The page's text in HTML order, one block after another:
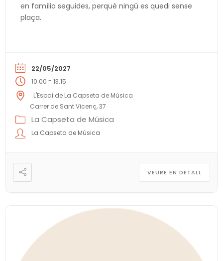
en família seguides, perquè ningú es quedi sense
plaça.
22/05/2027
10.00 - 13.15
L'Espai de La Capseta de Música
Carrer de Sant Vicenç, 37
La Capseta de Música
La Capseta de Música
VEURE EN DETALL